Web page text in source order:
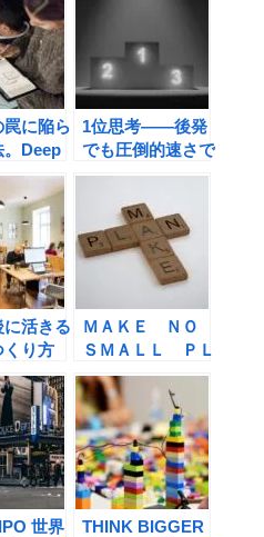
に陥ら
。Deep
ープ・
石川明）
1位思考――後発
でも圧倒的速さで
成長できるシンプ
歩）の書評
に活きる
くり方
）の書
ＭＡＫＥ ＮＯ
ＳＭＡＬＬ ＰＬ
ＡＮＳ（メイク
ノー スモール
プランズ）―人生
を変える新しいチ
ャンスの見つけ方
の書評
世界
THINK BIGGER